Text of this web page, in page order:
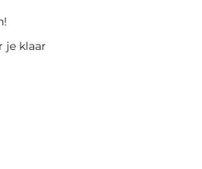
je klaar